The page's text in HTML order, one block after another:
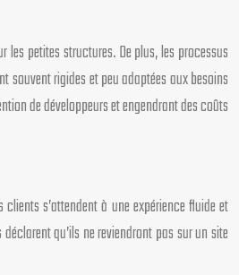
les petites structures. De plus, les processus
souvent rigides et peu adaptées aux besoins
de développeurs et engendrant des coûts
s’attendent à une expérience fluide et
qu’ils ne reviendront pas sur un site